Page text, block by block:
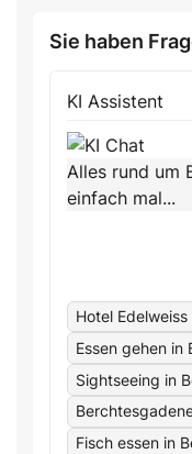
Sie haben
KI Assistent
Alles rund um
einfach mal...
Hotel Edelweiss
Essen gehen in
Sightseeing in
Fisch essen in